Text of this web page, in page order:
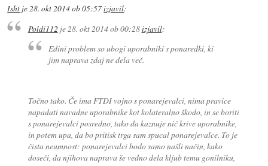
Isht je28. okt 2014 ob 05:57izjavil:
Poldi112je28. okt 2014 ob 00:28izjavil:
Edini problem so ubogi uporabniki s ponaredki, ki
jim naprava zdaj ne dela več.
Točno tako. Če ima FTDI vojno s ponarejevalci, nima pravice
napadati navadne uporabnike kot kolateralno škodo, in se boriti
s ponarejevalci posredno, tako da kaznuje nič krive uporabnike,
in potem upa, da bo pritisk trga sam spucal ponarejevalce. To je
čista neumnost: ponarejevalci bodo samo našli način, kako
doseči, da njihova naprava še vedno dela kljub temu gonilniku,